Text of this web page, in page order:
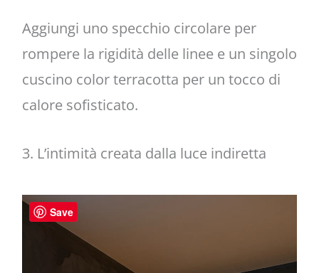
Aggiungi uno specchio circolare per
rompere la rigidità delle linee e un singolo
cuscino color terracotta per un tocco di
calore sofisticato.
3. L’intimità creata dalla luce indiretta
Save